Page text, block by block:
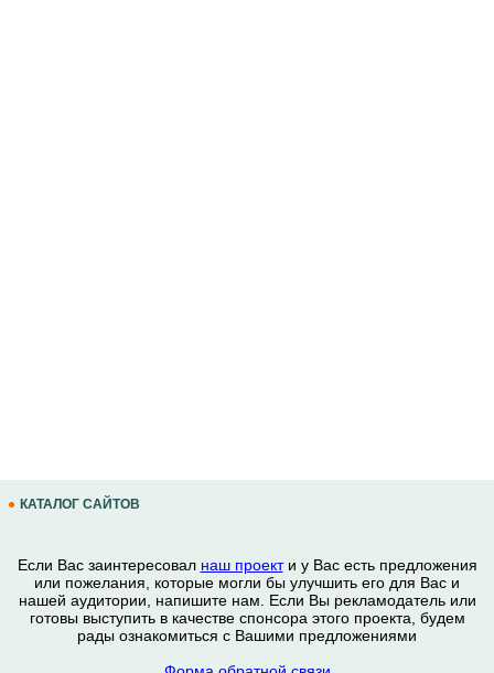
КАТАЛОГ САЙТОВ
Если Вас заинтересовал наш проекти у Вас есть предложения
или пожелания, которые могли бы улучшить его для Вас и
нашей аудитории, напишите нам. Если Вы рекламодатель или
готовы выступить в качестве спонсора этого проекта, будем
рады ознакомиться с Вашими предложениями